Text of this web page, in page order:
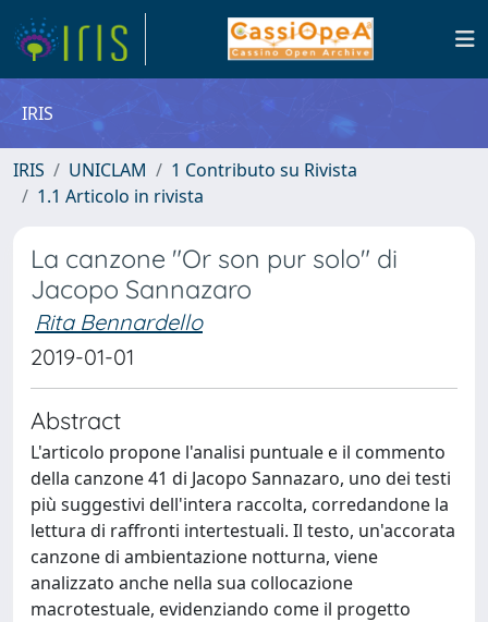
IRIS
IRIS UNICLAM
1 Contributo su Rivista
1.1 Articolo in rivista
La canzone "Or son pur solo" di
Jacopo Sannazaro
Rita Bennardello
2019-01-01
Abstract
L'articolo propone l'analisi puntuale e il commento
della canzone 41 di Jacopo Sannazaro, uno dei testi
più suggestivi dell'intera raccolta, corredandone la
lettura di raffronti intertestuali. Il testo, un'accorata
canzone di ambientazione notturna, viene
analizzato anche nella sua collocazione
macrotestuale, evidenziando come il progetto